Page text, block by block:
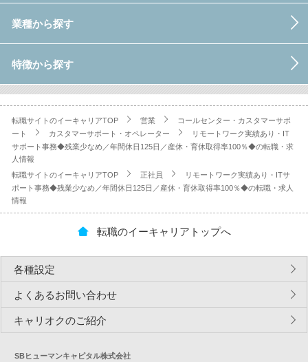
業種から探す
特徴から探す
転職サイトのイーキャリアTOP 営業
コールセンター・カスタマーサポ
ート
カスタマーサポート・オペレーター
リモートワーク実績あり・IT
サポート事務◆残業少なめ／年間休日125日／産休・育休取得率100％◆の転職・求
人情報
転職サイトのイーキャリアTOP
正社員
リモートワーク実績あり・ITサ
ポート事務◆残業少なめ／年間休日125日／産休・育休取得率100％◆の転職・求人
情報
転職のイーキャリアトップへ
各種設定
よくあるお問い合わせ
キャリオクのご紹介
SBヒューマンキャピタル株式会社